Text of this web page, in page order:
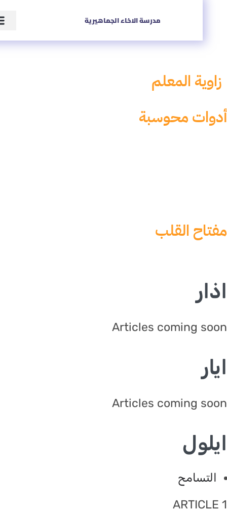
مدرسة الاخاء الجماهيرية
المعلم
محوسبة
القلب
Articles coming
Articles coming